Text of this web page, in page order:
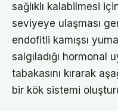
sağlıklı kalabilmesi
seviyeye ulaşması
endofitli kamışsı
salgıladığı hormonal
tabakasını kırarak
bir kök sistemi